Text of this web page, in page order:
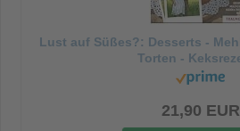
Lust auf Süßes?: Desserts -
Torten -
21,90 EUR